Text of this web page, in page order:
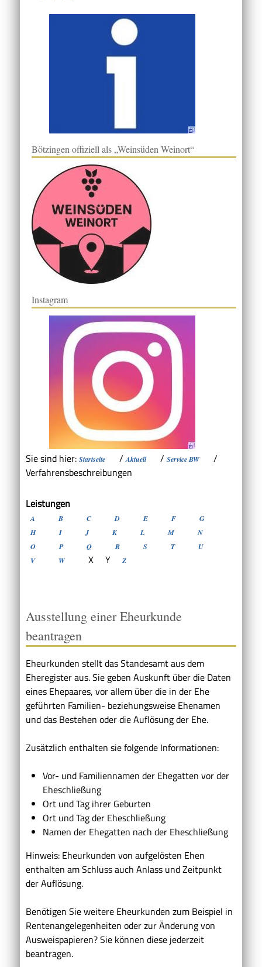
Bötzingen offiziell als „Weinsüden Weinort“
Instagram
Sie sind hier: Startseite /Aktuell / Service BW
/
Verfahrensbeschreibungen
Leistungen
A B C D E F
G
H
I J K L M
N
O
P Q R S T
U
V
W X Y Z
Ausstellung einer Eheurkunde
beantragen
Eheurkunden stellt das Standesamt aus dem
Eheregister aus. Sie geben Auskunft über die Daten
eines Ehepaares, vor allem über die in der Ehe
geführten Familien- beziehungsweise Ehenamen
und das Bestehen oder die Auflösung der Ehe.
Zusätzlich enthalten sie folgende Informationen:
Vor- und Familiennamen der Ehegatten vor der
Eheschließung
Ort und Tag ihrer Geburten
Ort und Tag der Eheschließung
Namen der Ehegatten nach der Eheschließung
Hinweis: Eheurkunden von aufgelösten Ehen
enthalten am Schluss auch Anlass und Zeitpunkt
der Auflösung.
Benötigen Sieweitere Eheurkunden zum Beispiel in
Rentenangelegenheiten oder zur Änderung von
Ausweispapieren? Sie können diese jederzeit
beantragen.